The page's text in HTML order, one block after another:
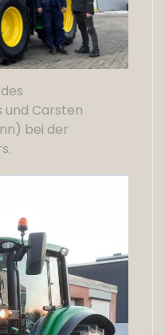
Carsten
bei der